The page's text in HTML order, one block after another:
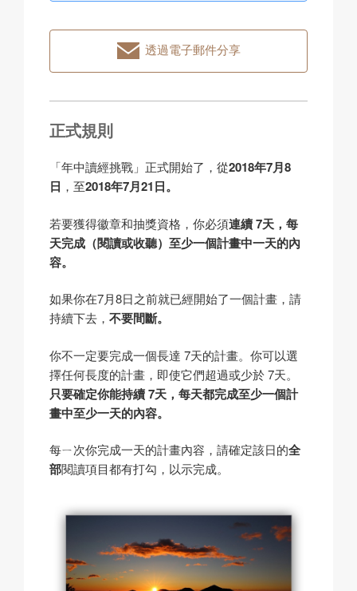
透過電子郵件分享
正式規則
「年中讀經挑戰」正式開始了，從2018年7月8
日 ，至2018年7月21日。
若要獲得徽章和抽獎資格，你必須連續 7天，每
天完成（閱讀或收聽）至少一個計畫中一天的內
容。
如果你在7月8日之前就已經開始了一個計畫，請
持續下去， 不要間斷。
你不一定要完成一個長達 7天的計畫。你可以選
擇任何長度的計畫，即使它們超過或少於 7天。
只要確定你能持續 7天，每天都完成至少一個計
畫中至少一天的內容。
每ㄧ次你完成一天的計畫內容，請確定該日的全
部閱讀項目都有打勾，以示完成。